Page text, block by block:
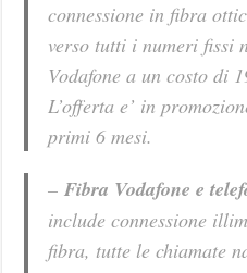
connessione in fibra
verso tutti i numeri fissi
Vodafone a un costo di
L’offerta e’ in
primi 6 mesi.
– Fibra Vodafone e
include connessione
fibra, tutte le chiamate